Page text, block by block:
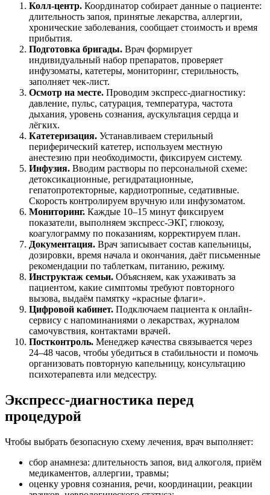
Колл-центр. Координатор собирает данные о пациенте:
длительность запоя, принятые лекарства, аллергии,
хронические заболевания, сообщает стоимость и время
прибытия.
Подготовка бригады. Врач формирует
индивидуальный набор препаратов, проверяет
инфузоматы, катетеры, мониторинг, стерильность,
заполняет чек-лист.
Осмотр на месте. Проводим экспресс-диагностику:
давление, пульс, сатурация, температура, частота
дыхания, уровень сознания, аускультация сердца и
лёгких.
Катетеризация. Устанавливаем стерильный
периферический катетер, используем местную
анестезию при необходимости, фиксируем систему.
Инфузия. Вводим растворы по персональной схеме:
детоксикационные, регидратационные,
гепатопротекторные, кардиотропные, седативные.
Скорость контролируем вручную или инфузоматом.
Мониторинг. Каждые 10–15 минут фиксируем
показатели, выполняем экспресс-ЭКГ, глюкозу,
коагулограмму по показаниям, корректируем план.
Документация. Врач записывает состав капельницы,
дозировки, время начала и окончания, даёт письменные
рекомендации по таблеткам, питанию, режиму.
Инструктаж семьи. Объясняем, как ухаживать за
пациентом, какие симптомы требуют повторного
вызова, выдаём памятку «красные флаги».
Цифровой кабинет. Подключаем пациента к онлайн-
сервису с напоминаниями о лекарствах, журналом
самочувствия, контактами врачей.
Постконтроль. Менеджер качества связывается через
24–48 часов, чтобы убедиться в стабильности и помочь
организовать повторную капельницу, консультацию
психотерапевта или медсестру.
Экспресс-диагностика перед
процедурой
Чтобы выбрать безопасную схему лечения, врач выполняет:
сбор анамнеза: длительность запоя, вид алкоголя, приём
медикаментов, аллергии, травмы;
оценку уровня сознания, речи, координации, реакции